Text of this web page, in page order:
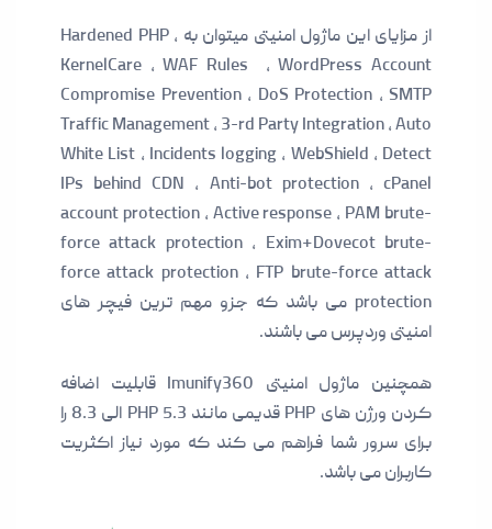
از مزایای این ماژول امنیتی میتوان به Hardened PHP ,
KernelCare , WAF Rules , WordPress Account
Compromise Prevention , DoS Protection , SMTP
Traffic Management , 3-rd Party Integration , Auto
White List , Incidents logging , WebShield , Detect
IPs behind CDN , Anti-bot protection , cPanel
account protection , Active response , PAM brute-
force attack protection , Exim+Dovecot brute-
force attack protection , FTP brute-force attack
protection می باشد که جزو مهم ترین فیچر های
امنیتی وردپرس می باشند.
همچنین ماژول امنیتی Imunify360 قابلیت اضافه
کردن ورژن های PHP قدیمی مانند PHP 5.3 الی 8.3 را
برای سرور شما فراهم می کند که مورد نیاز اکثریت
کاربران می باشد.